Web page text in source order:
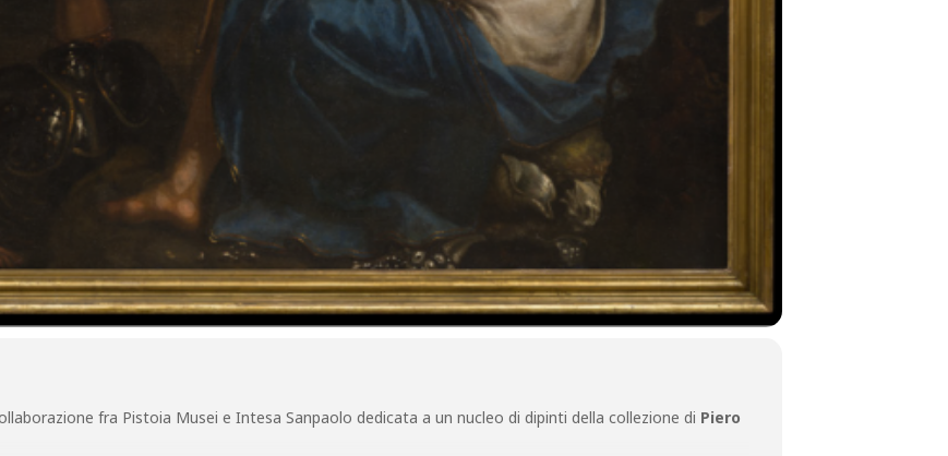
fra Pistoia Musei e Intesa Sanpaolo dedicata a un nucleo di dipinti della collezione di Piero